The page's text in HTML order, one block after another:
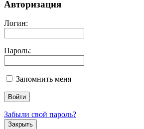
Авторизация
Логин:
Пароль:
Запомнить меня
Забыли свой пароль?
Закрыть